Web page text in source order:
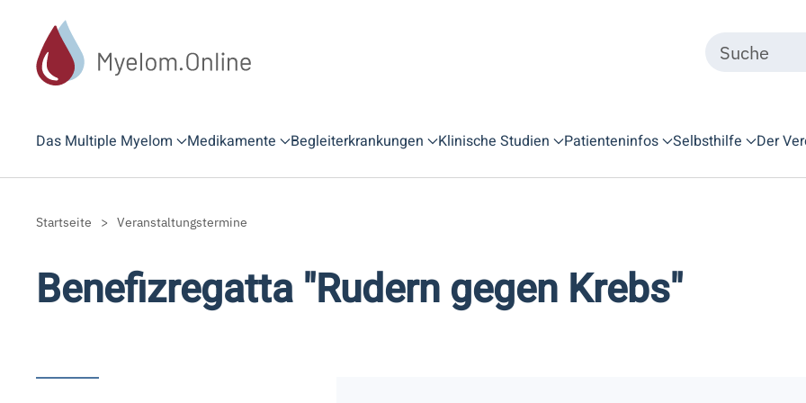
Zum Hauptinhalt springen
Das Multiple Myelom Medikamente Begleiterkrankungen Klinische Studien Patienteninfos Selbsthilfe Der
Startseite Veranstaltungstermine
Benefizregatta "Rudern gegen Krebs"